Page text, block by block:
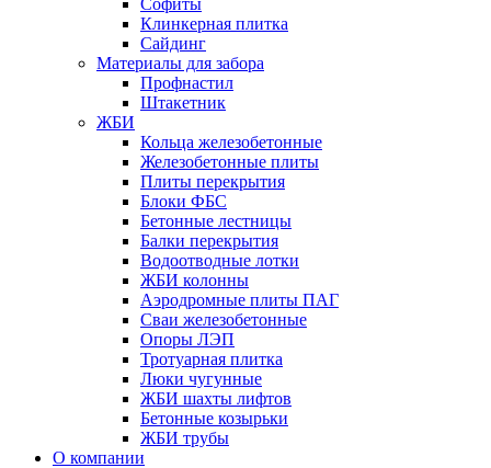
Софиты
Клинкерная плитка
Сайдинг
Материалы для забора
Профнастил
Штакетник
ЖБИ
Кольца железобетонные
Железобетонные плиты
Плиты перекрытия
Блоки ФБС
Бетонные лестницы
Балки перекрытия
Водоотводные лотки
ЖБИ колонны
Аэродромные плиты ПАГ
Сваи железобетонные
Опоры ЛЭП
Тротуарная плитка
Люки чугунные
ЖБИ шахты лифтов
Бетонные козырьки
ЖБИ трубы
О компании